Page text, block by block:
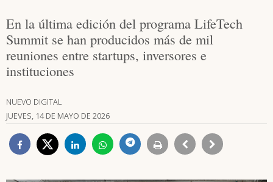
En la última edición del programa LifeTech
Summit se han producidos más de mil
reuniones entre startups, inversores e
instituciones
NUEVO DIGITAL
JUEVES, 14 DE MAYO DE 2026